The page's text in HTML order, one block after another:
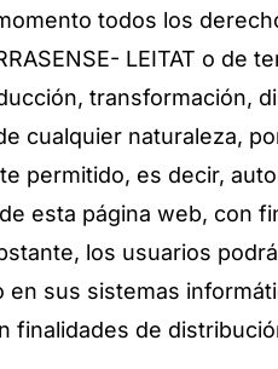
todos los
LEITAT o de
transformación,
cualquier naturaleza,
permitido, es decir,
esta página web, con
los usuarios
sus sistemas
finalidades de